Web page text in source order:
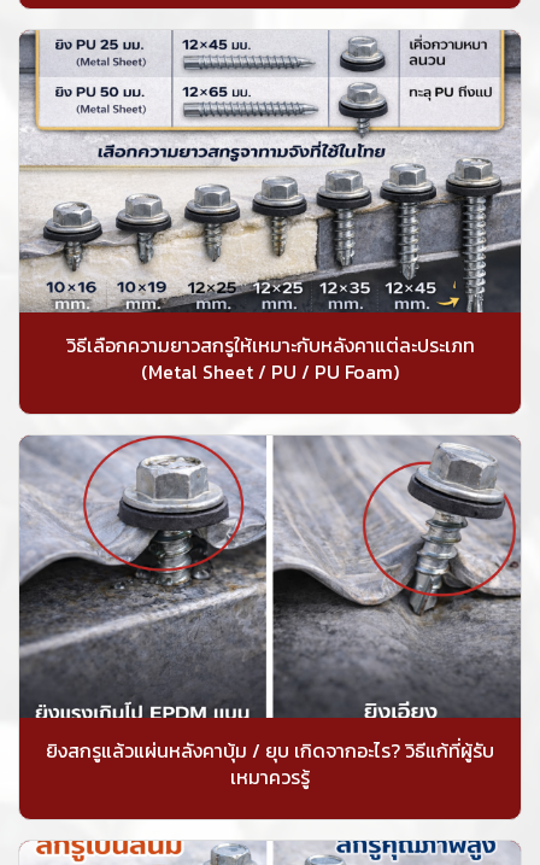
วิธีเลือกความยาวสกรูให้เหมาะกับหลังคาแต่ละประเภท
(Metal Sheet / PU / PU Foam)
ยิงสกรูแล้วแผ่นหลังคาบุ้ม / ยุบ เกิดจากอะไร? วิธีแก้ที่ผู้รับ
เหมาควรรู้